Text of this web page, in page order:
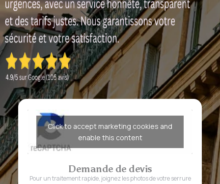
Click to accept marketing cookies and
enable this content
Demande de devis
Pour un traitement rapide, joignez les photos de votre serrure